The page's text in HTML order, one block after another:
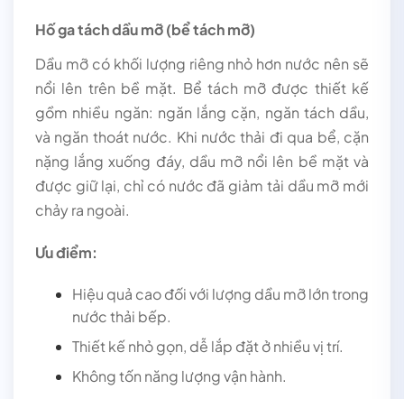
Hố ga tách dầu mỡ (bể tách mỡ)
Dầu mỡ có khối lượng riêng nhỏ hơn nước nên sẽ
nổi lên trên bề mặt. Bể tách mỡ được thiết kế
gồm nhiều ngăn: ngăn lắng cặn, ngăn tách dầu,
và ngăn thoát nước. Khi nước thải đi qua bể, cặn
nặng lắng xuống đáy, dầu mỡ nổi lên bề mặt và
được giữ lại, chỉ có nước đã giảm tải dầu mỡ mới
chảy ra ngoài.
Ưu điểm:
Hiệu quả cao đối với lượng dầu mỡ lớn trong
nước thải bếp.
Thiết kế nhỏ gọn, dễ lắp đặt ở nhiều vị trí.
Không tốn năng lượng vận hành.